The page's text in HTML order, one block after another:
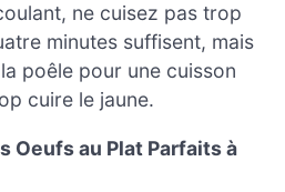
ne cuisez pas trop
minutes suffisent, mais
poêle pour une cuisson
cuire le jaune.
Oeufs au Plat Parfaits à